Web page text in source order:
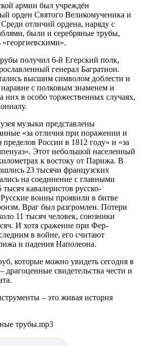
армии был учреждён
орден Святого Великомученика и
отличий ордена, наряду с
были и серебряные трубы,
«георгиевскими».
получил 6-й Егерский полк,
генерал Багратион.
высшим символом доблести и
с полковым знаменем и
них в особо торжественных случаях,
музыки представлены
«за отличия при поражении и
России в 1812 году» и «за
Этот небольшой населенный
к востоку от Парижа. В
23 тысячи французских
на соединение с главными
кавалеристов русско-
воины проявили в битве
Враг был разгромлен. Потери
11 тысяч человек, союзники
И хотя сражение при Фер-
в войне, его считают
и падения Наполеона.
которые можно увидеть сегодня в
свидетельства чести и
– это живая история
трубы.mp3